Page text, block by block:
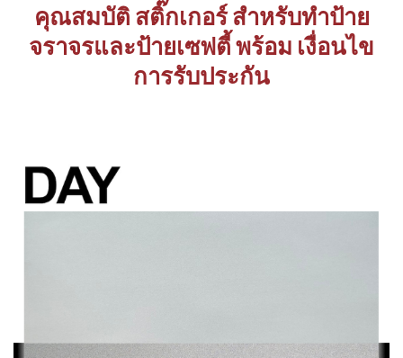
คุณสมบัติ สติ๊กเกอร์ สำหรับทำป้าย
จราจรและป้ายเซฟตี้ พร้อม เงื่อนไข
การรับประกัน